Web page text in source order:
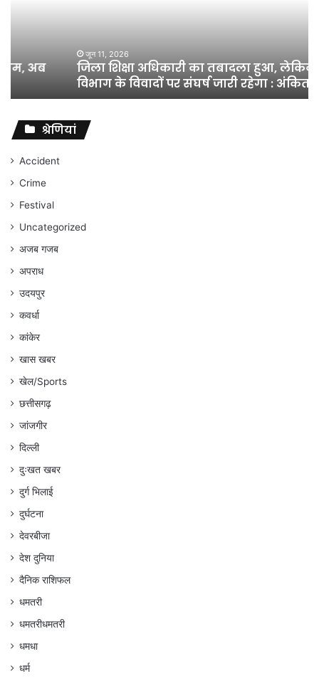
विभाग
विवादों
संघर्ष
जारी
रहेगा
अंकित
गौरहा
जिला शिक्षा अधिकारी का तबादला हुआ, लेकिन शिक्षा
विभाग के विवादों पर संघर्ष जारी रहेगा : अंकित गौरहा
श्रेणियां
Accident
Crime
Festival
Uncategorized
अजब गजब
अपराध
उदयपुर
कवर्धा
कांकेर
खास खबर
खेल/Sports
छत्तीसगढ़
जांजगीर
दिल्ली
दुःखत खबर
दुर्ग भिलाई
दुर्घटना
देवरबीजा
देश दुनिया
दैनिक राशिफल
धमतरी
धमतरीधमतरी
धमधा
धर्म